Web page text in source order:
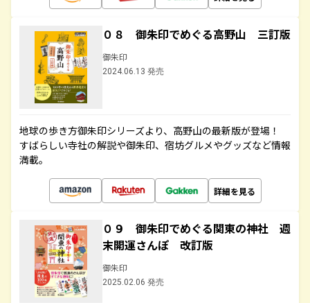
０８ 御朱印でめぐる高野山 三訂版
御朱印
2024.06.13 発売
地球の歩き方御朱印シリーズより、高野山の最新版が登場！
すばらしい寺社の解説や御朱印、宿坊グルメやグッズなど情報
満載。
詳細を見る
０９ 御朱印でめぐる関東の神社 週
末開運さんぽ 改訂版
御朱印
2025.02.06 発売